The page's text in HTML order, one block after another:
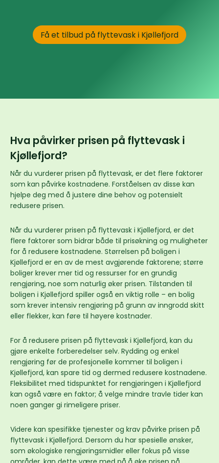
Få et tilbud på flyttevask i Kjøllefjord
Hva påvirker prisen på flyttevask i
Kjøllefjord?
Når du vurderer prisen på flyttevask, er det flere faktorer
som kan påvirke kostnadene. Forståelsen av disse kan
hjelpe deg med å justere dine behov og potensielt
redusere prisen.
Når du vurderer prisen på flyttevask i Kjøllefjord, er det
flere faktorer som bidrar både til prisøkning og muligheter
for å redusere kostnadene. Størrelsen på boligen i
Kjøllefjord er en av de mest avgjørende faktorene; større
boliger krever mer tid og ressurser for en grundig
rengjøring, noe som naturlig øker prisen. Tilstanden til
boligen i Kjøllefjord spiller også en viktig rolle – en bolig
som krever intensiv rengjøring på grunn av inngrodd skitt
eller flekker, kan føre til høyere kostnader.
For å redusere prisen på flyttevask i Kjøllefjord, kan du
gjøre enkelte forberedelser selv. Rydding og enkel
rengjøring før de profesjonelle kommer til boligen i
Kjøllefjord, kan spare tid og dermed redusere kostnadene.
Fleksibilitet med tidspunktet for rengjøringen i Kjøllefjord
kan også være en faktor; å velge mindre travle tider kan
noen ganger gi rimeligere priser.
Videre kan spesifikke tjenester og krav påvirke prisen på
flyttevask i Kjøllefjord. Dersom du har spesielle ønsker,
som økologiske rengjøringsmidler eller fokus på visse